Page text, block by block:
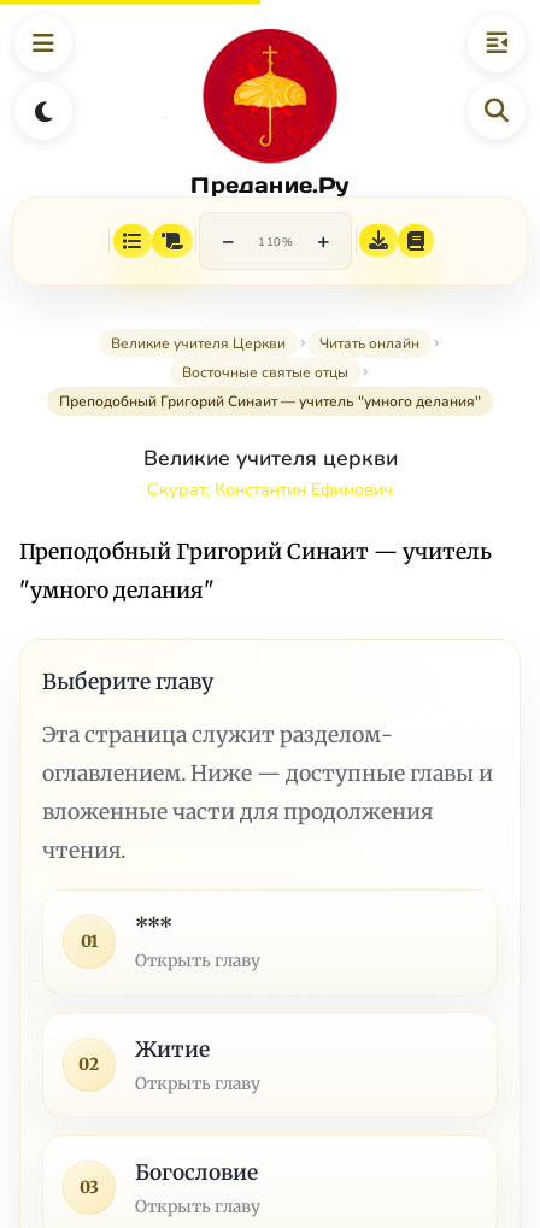
Предание.Ру
− 110% +
Великие учителя Церкви
Читать онлайн
Восточные святые отцы
Преподобный Григорий Синаит — учитель "умного делания"
Великие учителя церкви
Скурат, Константин Ефимович
Преподобный Григорий Синаит — учитель
"умного делания"
Выберите главу
Эта страница служит разделом-
оглавлением. Ниже — доступные главы и
вложенные части для продолжения
чтения.
01
***
Открыть главу
02
Житие
Открыть главу
03
Богословие
Открыть главу